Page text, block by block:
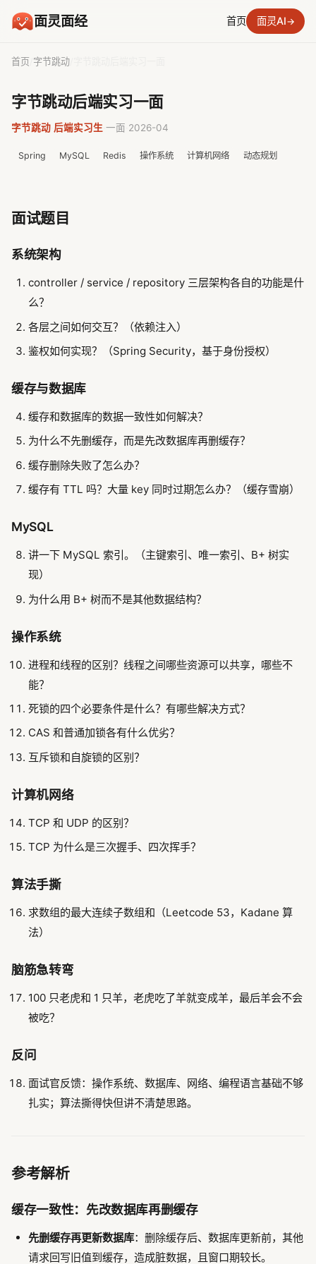
面灵面经 首页 面灵AI→
首页 字节跳动
字节跳动后端实习一面
字节跳动 后端实习生 一面 2026-04
Spring MySQL Redis 操作系统 计算机网络 动态规划
面试题目
系统架构
controller / service / repository 三层架构各自的功能是什
么？
各层之间如何交互？（依赖注入）
鉴权如何实现？（Spring Security，基于身份授权）
缓存与数据库
缓存和数据库的数据一致性如何解决？
为什么不先删缓存，而是先改数据库再删缓存？
缓存删除失败了怎么办？
缓存有 TTL 吗？大量 key 同时过期怎么办？（缓存雪崩）
MySQL
讲一下 MySQL 索引。（主键索引、唯一索引、B+ 树实
现）
为什么用 B+ 树而不是其他数据结构？
操作系统
进程和线程的区别？线程之间哪些资源可以共享，哪些不
能？
死锁的四个必要条件是什么？有哪些解决方式？
CAS 和普通加锁各有什么优劣？
互斥锁和自旋锁的区别？
计算机网络
TCP 和 UDP 的区别？
TCP 为什么是三次握手、四次挥手？
算法手撕
求数组的最大连续子数组和（Leetcode 53，Kadane 算
法）
脑筋急转弯
100 只老虎和 1 只羊，老虎吃了羊就变成羊，最后羊会不会
被吃？
反问
面试官反馈：操作系统、数据库、网络、编程语言基础不够
扎实；算法撕得快但讲不清楚思路。
参考解析
缓存一致性：先改数据库再删缓存
先删缓存再更新数据库：删除缓存后、数据库更新前，其他
请求回写旧值到缓存，造成脏数据，且窗口期较长。